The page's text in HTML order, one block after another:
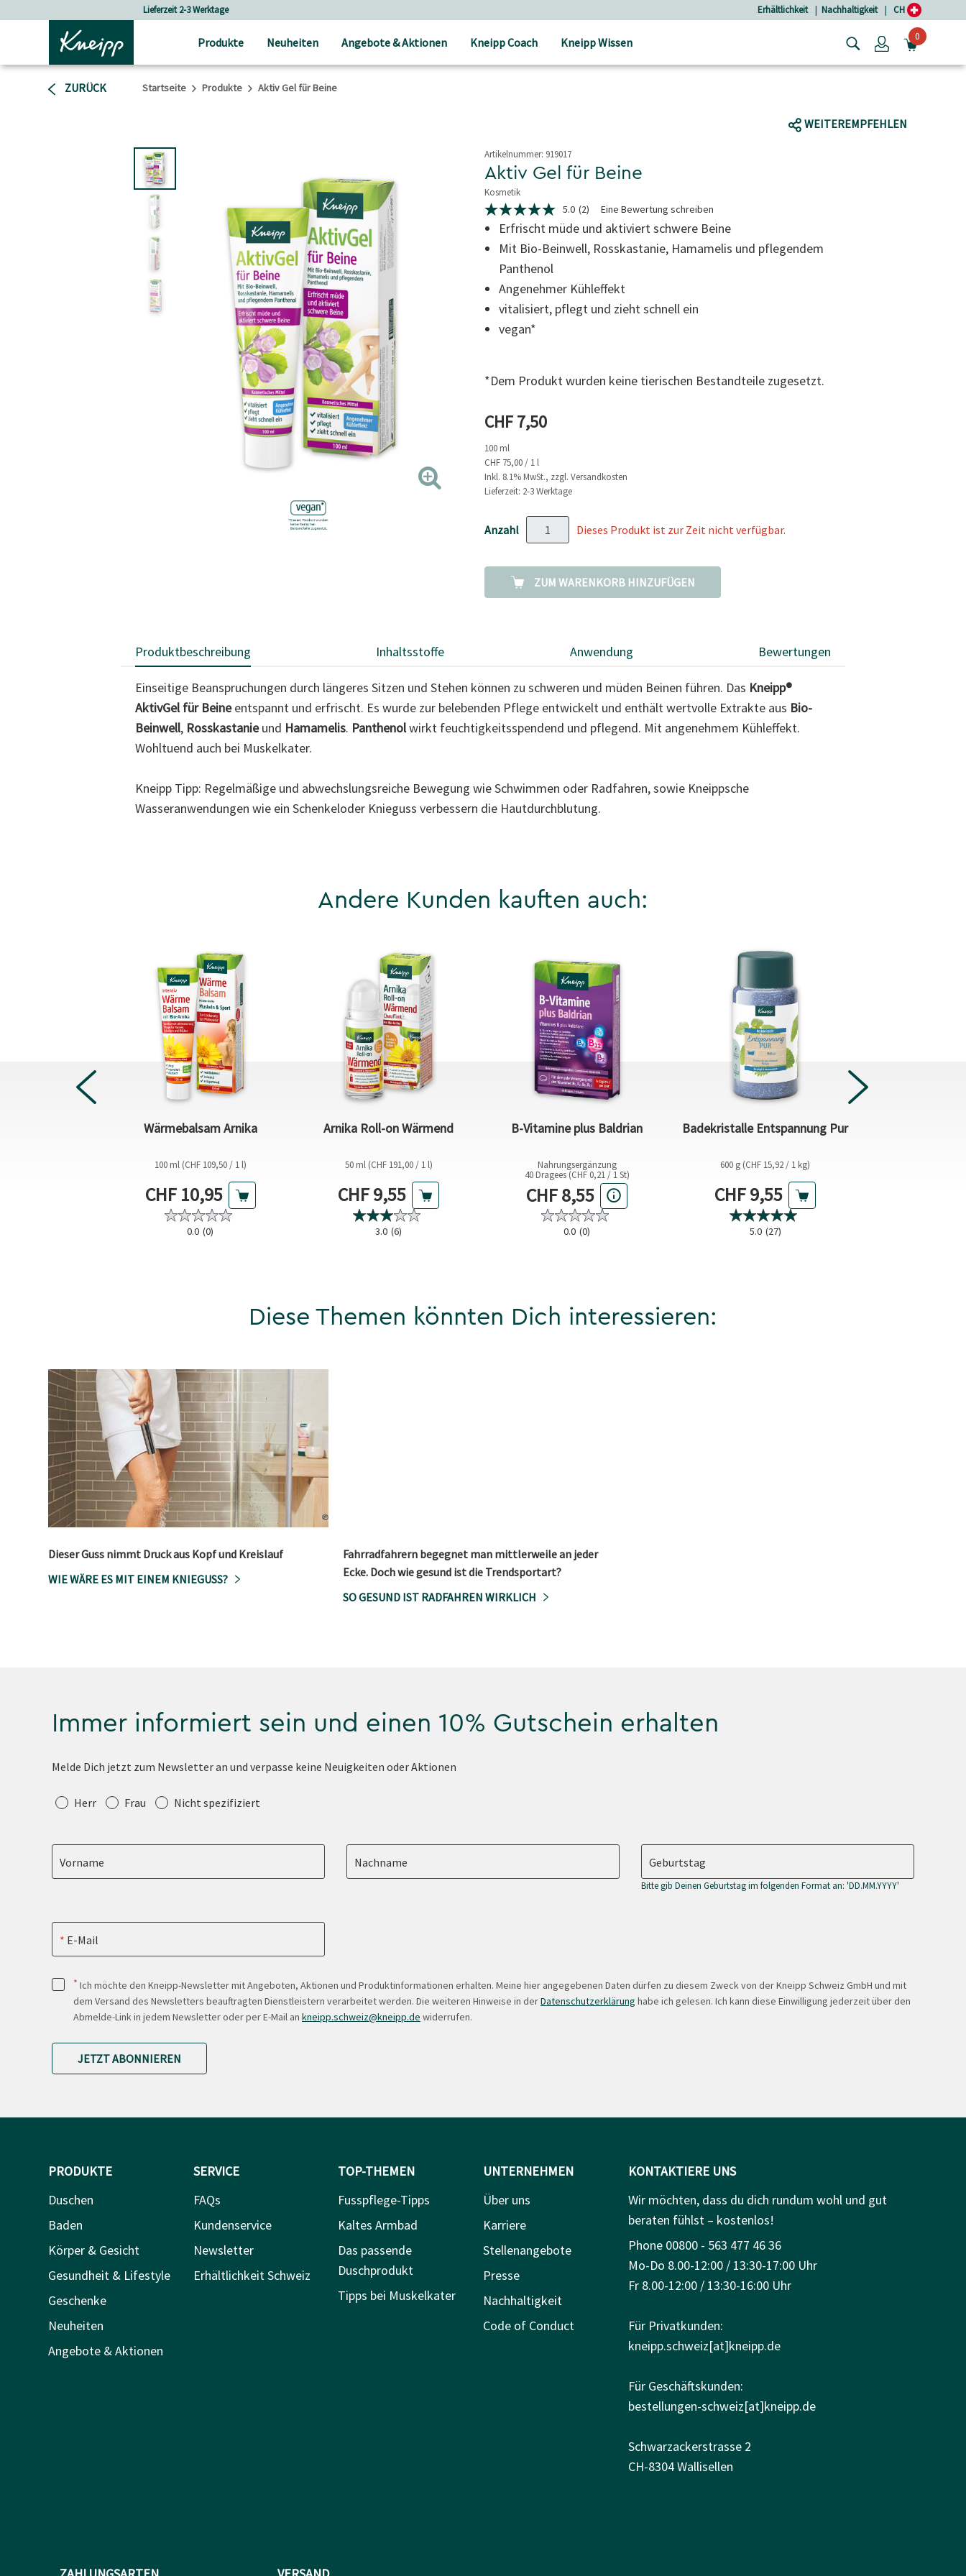
Versandkostenfrei ab 80 CHF Bestellwert Erhältlichkeit | Nachhaltigkeit | CH
Produkte Neuheiten Angebote & Aktionen Kneipp Coach Kneipp Wissen Login0
ZURÜCK Startseite Produkte Aktiv Gel für Beine
WEITEREMPFEHLEN
Artikelnummer: 919017
Aktiv Gel für Beine
Kosmetik
3.6 von 5 Sternen
5.0
von
Sternen,
durchschnittlicher
Bewertungswert.
Read
2
Reviews.
Link
zur
gleichen
5.0 (2) Eine Bewertung schreiben
Erfrischt müde und aktiviert schwere Beine
Mit Bio-Beinwell, Rosskastanie, Hamamelis und pflegendem
Panthenol
Angenehmer Kühleffekt
vitalisiert, pflegt und zieht schnell ein
vegan*
*Dem Produkt wurden keine tierischen Bestandteile zugesetzt.
Aktueller Preis
CHF 7,50
100 ml
CHF 75,00 / 1 l
Inkl. 8.1% MwSt., zzgl. Versandkosten
Lieferzeit: 2-3 Werktage
Anzahl Dieses Produkt ist zur Zeit nicht verfügbar.
ZUM WARENKORB HINZUFÜGEN
Produktbeschreibung Inhaltsstoffe Anwendung Bewertungen
Einseitige Beanspruchungen durch längeres Sitzen und Stehen können zu schweren und müden Beinen führen. Das Kneipp®
AktivGel für Beineentspannt und erfrischt. Es wurde zur belebenden Pflege entwickelt und enthält wertvolle Extrakte aus Bio-
Beinwell, Rosskastanieund Hamamelis. Panthenolwirkt feuchtigkeitsspendend und pflegend. Mit angenehmem Kühleffekt.
Wohltuend auch bei Muskelkater.
Kneipp Tipp: Regelmäßige und abwechslungsreiche Bewegung wie Schwimmen oder Radfahren, sowie Kneippsche
Wasseranwendungen wie ein Schenkeloder Knieguss verbessern die Hautdurchblutung.
Andere Kunden kauften auch:
Wärmebalsam Arnika
100 ml (CHF 109,50 / 1 l)
Aktueller Preis
CHF 10,95
0.0 (0)
Arnika Roll-on Wärmend
50 ml (CHF 191,00 / 1 l)
Aktueller Preis
CHF 9,55
3.0 (6)
B-Vitamine plus Baldrian
Nahrungsergänzung
40 Dragees (CHF 0,21 / 1 St)
Aktueller Preis
CHF 8,55
0.0 (0)
Badekristalle Entspannung Pur
600 g (CHF 15,92 / 1 kg)
Aktueller Preis
CHF 9,55
5.0 (27)
Diese Themen könnten Dich interessieren:
Dieser Guss nimmt Druck aus Kopf und Kreislauf
WIE WÄRE ES MIT EINEM KNIEGUSS?
Fahrradfahrern begegnet man mittlerweile an jeder
Ecke. Doch wie gesund ist die Trendsportart?
SO GESUND IST RADFAHREN WIRKLICH
Immer informiert sein und einen 10% Gutschein erhalten
Melde Dich jetzt zum Newsletter an und verpasse keine Neuigkeiten oder Aktionen
Anrede
Herr Frau Nicht spezifiziert
Vorname Nachname Geburtstag
Bitte gib Deinen Geburtstag im folgenden Format an: 'DD.MM.YYYY'
E-Mail
* Ich möchte den Kneipp-Newsletter mit Angeboten, Aktionen und Produktinformationen erhalten. Meine hier angegebenen Daten dürfen zu diesem Zweck von der Kneipp Schweiz GmbH und mit
dem Versand des Newsletters beauftragten Dienstleistern verarbeitet werden. Die weiteren Hinweise in derDatenschutzerklärung habe ich gelesen. Ich kann diese Einwilligung jederzeit über den
Abmelde-Link in jedem Newsletter oder per E-Mail an kneipp.schweiz@kneipp.de widerrufen.
JETZT ABONNIEREN
PRODUKTE
Duschen
Baden
Körper & Gesicht
Gesundheit & Lifestyle
Geschenke
Neuheiten
Angebote & Aktionen
SERVICE
FAQs
Kundenservice
Newsletter
Erhältlichkeit Schweiz
TOP-THEMEN
Fusspflege-Tipps
Kaltes Armbad
Das passende
Duschprodukt
Tipps bei Muskelkater
UNTERNEHMEN
Über uns
Karriere
Stellenangebote
Presse
Nachhaltigkeit
Code of Conduct
KONTAKTIERE UNS
Wir möchten, dass du dich rundum wohl und gut
beraten fühlst – kostenlos!
Phone 00800 - 563 477 46 36
Mo-Do 8.00-12:00 / 13:30-17:00 Uhr
Fr 8.00-12:00 / 13:30-16:00 Uhr
Für Privatkunden:
kneipp.schweiz[at]kneipp.de
Für Geschäftskunden:
bestellungen-schweiz[at]kneipp.de
Schwarzackerstrasse 2
CH-8304 Wallisellen